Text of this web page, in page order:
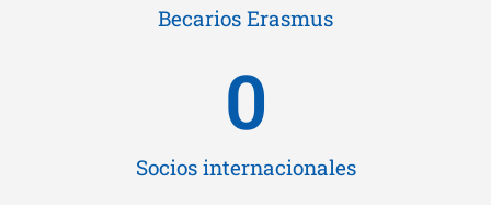
Becarios Erasmus
Socios internacionales
0